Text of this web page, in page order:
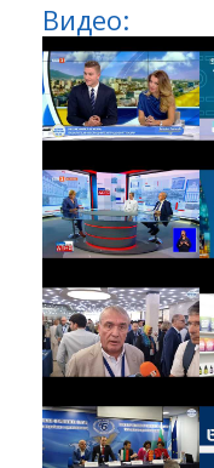
Видео: